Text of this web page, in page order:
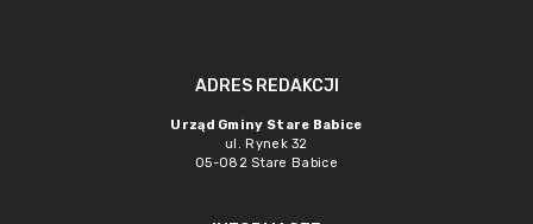
ADRES REDAKCJI
Urząd Gminy Stare Babice
ul. Rynek 32
05-082 Stare Babice